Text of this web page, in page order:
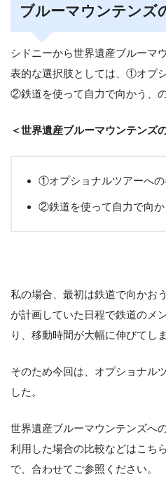
ブルーマウンテンズ
シドニーから世界遺産ブルーマ
表的な選択肢としては、①オプ
②鉄道を使って自力で向かう、
＜世界遺産ブルーマウンテンズ
①オプショナルツアーへの
②鉄道を使って自力で向か
私の場合、最初は鉄道で向かお
が計画していた日程で鉄道のメ
り、移動時間が大幅に伸びてし
そのため今回は、オプショナル
した。
世界遺産ブルーマウンテンズへ
利用した場合の比較などはこち
で、合わせてご参照ください。